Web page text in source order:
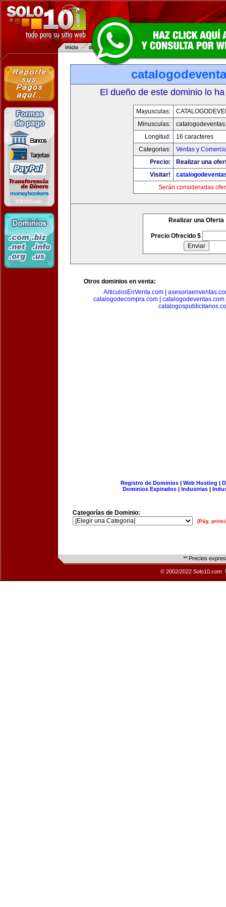
El dueño de este dominio lo
Mayusculas:
Minusculas:
Longitud:
16 caracteres
Categorias:
Ventas y
Precio:
Realizar una
Visitar!
Serán consideradas
Realizar una Oferta
Precio Ofrecido $
Otros dominios en venta:
ArticulosEnVenta.com|
catalogodecompra.com| catalogodeventas.com
Registro de Dominios| Web Hosting |
Dominios Expirados | Industrias |
Categorías de Dominio:
[Pág.
** Precios
© 2002/2022 Solo10.com